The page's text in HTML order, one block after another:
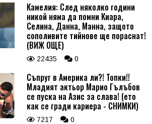
Камелия: След няколко години
никой няма да помни Киара,
Селина, Данна, Манна, защото
сополивите тийнове ще пораснат!
(ВИЖ ОЩЕ)
22435 0
Съпруг в Америка ли?! Топки!!
Младият актьор Марио Гълъбов
се пуска на Азис за слава! (ето
как се гради кариера - СНИМКИ)
7217 0